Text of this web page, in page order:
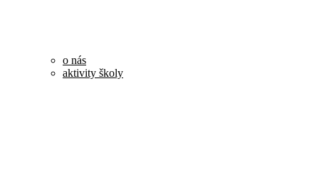
o nás
aktivity školy